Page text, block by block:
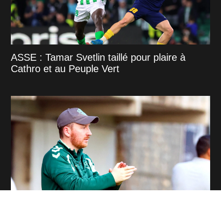
ASSE : Tamar Svetlin taillé pour plaire à
Cathro et au Peuple Vert